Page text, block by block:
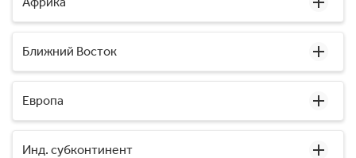
Ближний Восток
Европа
Инд. субконтинент